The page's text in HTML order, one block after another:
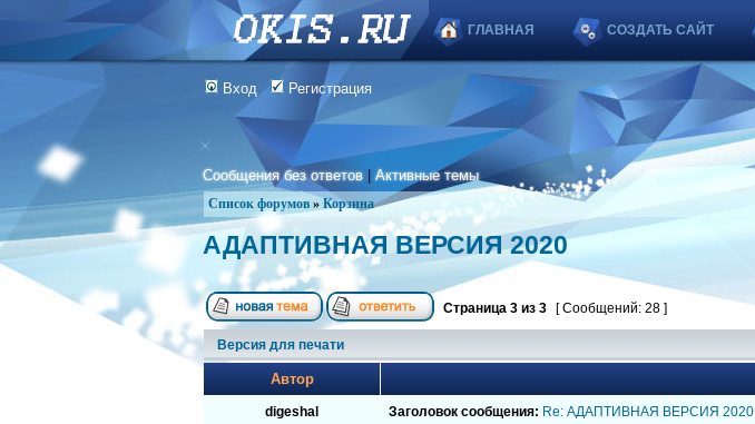
ГЛАВНАЯ СОЗДАТЬ САЙТ
Вход Регистрация
Сообщения без ответов |Активные темы
Список форумов » Корзина
АДАПТИВНАЯ ВЕРСИЯ 2020
Страница 3 из 3 [ Сообщений: 28 ]
Версия для печати
Автор
digeshal Заголовок сообщения: Re: АДАПТИВНАЯ ВЕРСИЯ 2020